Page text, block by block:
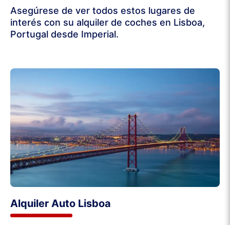
Asegúrese de ver todos estos lugares de
interés con su alquiler de coches en Lisboa,
Portugal desde Imperial.
Alquiler Auto Lisboa